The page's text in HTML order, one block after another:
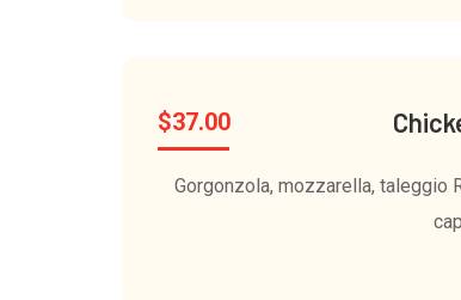
$37.00
Gorgonzola, mozzarella, taleggio